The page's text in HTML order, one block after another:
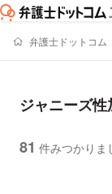
弁護士ドットコム
ジャニーズ
81 件みつかりま